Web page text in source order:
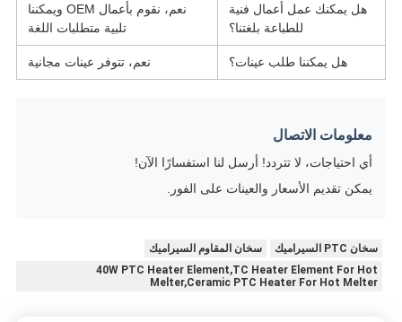
هل يمكنك عمل أعمال فنية
للطباعة بلغتنا؟
نعم، نقوم بأعمال OEM ويمكننا
تلبية متطلبات اللغة
هل يمكننا طلب عينات؟ نعم، تتوفر عينات مجانية
معلومات الاتصال
أي احتياجات، لا تتردد! أرسل لنا استفسارًا الآن!
يمكن تقديم الأسعار والعينات على الفور.
سخان PTC السيراميك
سخان المقاوم السيراميك
40W PTC Heater Element,TC Heater Element For Hot
Melter,Ceramic PTC Heater For Hot Melter